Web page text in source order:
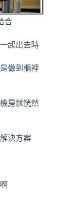
合
起出去時
做到櫃裡
房就恍然
決方案